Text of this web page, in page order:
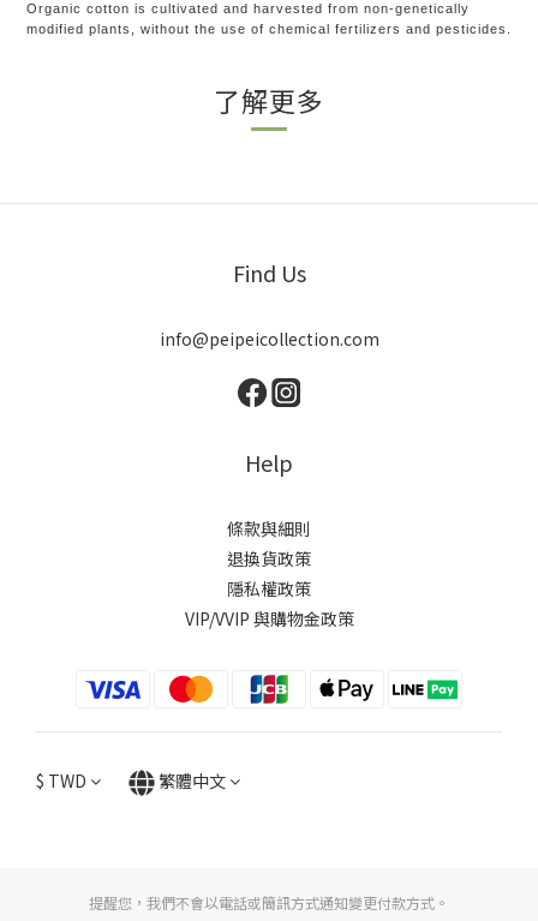
Organic cotton is cultivated and harvested from non-genetically
modified plants, without the use of chemical fertilizers and pesticides.
了解更多
Find Us
info@peipeicollection.com
Help
條款與細則
退換貨政策
隱私權政策
VIP/VVIP 與購物金政策
$ TWD 繁體中文
提醒您，我們不會以電話或簡訊方式通知變更付款方式。